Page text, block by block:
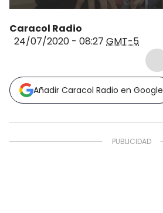
Caracol Radio
24/07/2020 - 08:27 GMT-5
Añadir Caracol Radio en Google